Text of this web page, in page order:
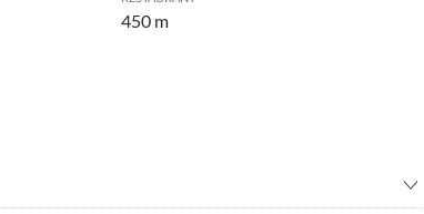
450 m